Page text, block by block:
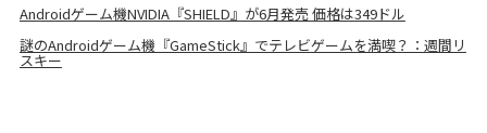
Androidゲーム機NVIDIA『SHIELD』が6月発売 価格は349ドル
謎のAndroidゲーム機『GameStick』でテレビゲームを満喫？：週間リ
スキー